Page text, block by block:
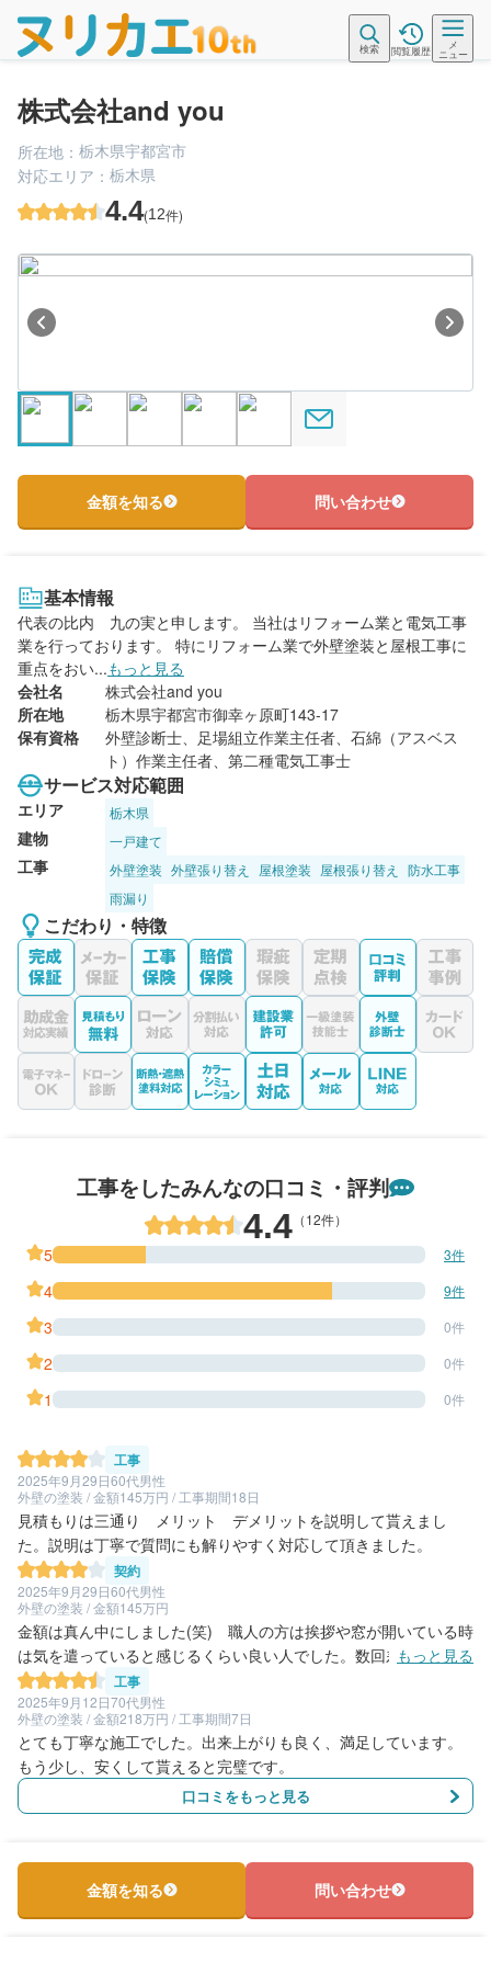
検索 閲覧履歴
メ
ニュー
株式会社and you
所在地： 栃木県宇都宮市
対応エリア： 栃木県
4.4(12件)
金額を知る 問い合わせ
基本情報
代表の比内 九の実と申します。 当社はリフォーム業と電気工事
業を行っております。 特にリフォーム業で外壁塗装と屋根工事に
重点をおい...もっと見る
会社名
株式会社and you
所在地
栃木県宇都宮市御幸ヶ原町143-17
保有資格
外壁診断士、足場組立作業主任者、石綿（アスベス
ト）作業主任者、第二種電気工事士
サービス対応範囲
エリア 栃木県
建物 一戸建て
工事 外壁塗装 外壁張り替え 屋根塗装 屋根張り替え
防水工事
雨漏り
こだわり・特徴
工事をしたみんなの口コミ・評判
4.4 （12件）
5 3件
4 9件
3 0件
2 0件
1 0件
工事
2025年9月29日60代男性
外壁の塗装 / 金額145万円 / 工事期間18日
見積もりは三通り メリット デメリットを説明して貰えまし
た。説明は丁寧で質問にも解りやすく対応して頂きました。
契約
2025年9月29日60代男性
外壁の塗装 / 金額145万円
金額は真ん中にしました(笑) 職人の方は挨拶や窓が開いている時
は気を遣っていると感じるくらい良い人でした。数回差し入れを
させて頂きましたが凄く遠慮していました。 金額も大切ですが数
日間接するので職人の方が大事です。
もっと見る
工事
2025年9月12日70代男性
外壁の塗装 / 金額218万円 / 工事期間7日
とても丁寧な施工でした。出来上がりも良く、満足しています。
もう少し、安くして貰えると完璧です。
口コミをもっと見る
金額を知る 問い合わせ